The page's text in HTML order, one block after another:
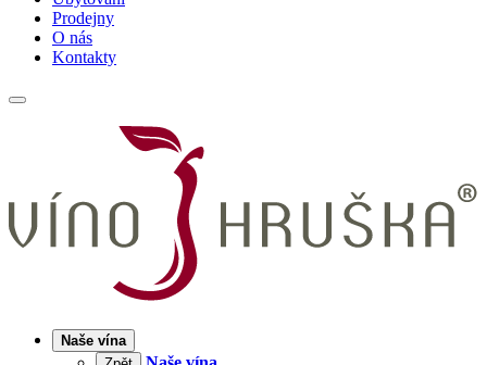
Prodejny
O nás
Kontakty
Naše vína